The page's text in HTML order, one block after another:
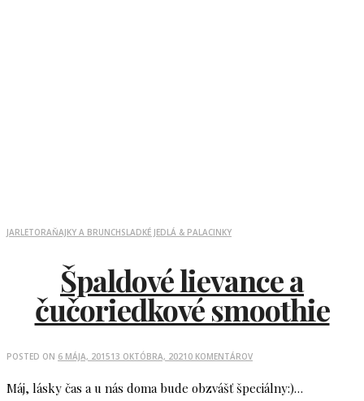
JARLETORAŇAJKY A BRUNCHSLADKÉ JEDLÁ & PALACINKY
Špaldové lievance a
čučoriedkové smoothie
POSTED ON 6 MÁJA, 201513 OKTÓBRA, 2021 0 KOMENTÁROV
Máj, lásky čas a u nás doma bude obzvášť špeciálny:)…